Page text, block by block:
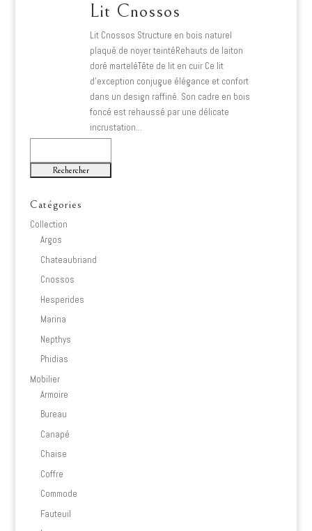
Rechercher
Catégories
Collection
Argos
Chateaubriand
Cnossos
Hesperides
Marina
Nepthys
Phidias
Mobilier
Armoire
Bureau
Canapé
Chaise
Coffre
Commode
Fauteuil
Lit Cnossos
Lit Cnossos Structure en bois naturel
plaqué de noyer teintéRehauts de laiton
doré marteléTête de lit en cuir Ce lit
d’exception conjugue élégance et confort
dans un design raffiné. Son cadre en bois
foncé est rehaussé par une délicate
incrustation…
Lire plus